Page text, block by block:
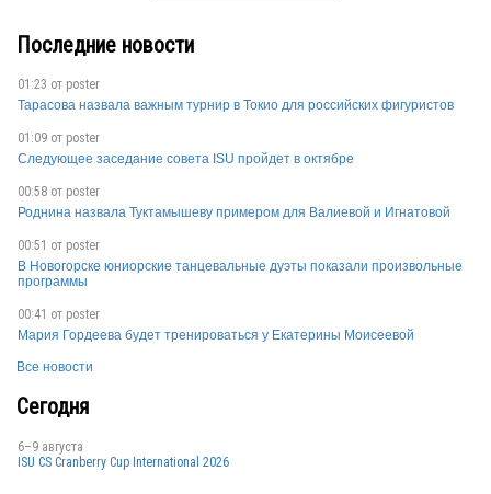
Последние новости
01:23 от poster
Тарасова назвала важным турнир в Токио для российских фигуристов
01:09 от poster
Следующее заседание совета ISU пройдет в октябре
00:58 от poster
Роднина назвала Туктамышеву примером для Валиевой и Игнатовой
00:51 от poster
В Новогорске юниорские танцевальные дуэты показали произвольные
программы
00:41 от poster
Мария Гордеева будет тренироваться у Екатерины Моисеевой
Все новости
Сегодня
6–9 августа
ISU CS Cranberry Cup International 2026